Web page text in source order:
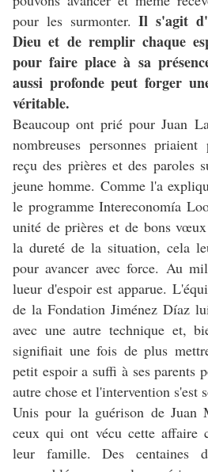
pour les surmonter.Il s'agit
Dieu et de remplir chaque
pour faire place à sa
aussi profonde peut forger
véritable.
Beaucoup ont prié pour Juan
nombreuses personnes
reçu des prières et des paroles
jeune homme. Comme l'a
le programme Intereconomía
unité de prières et de bons
la dureté de la situation, cela
pour avancer avec force. Au
lueur d'espoir est apparue.
de la Fondation Jiménez Díaz
avec une autre technique et,
signifiait une fois de plus
petit espoir a suffi à ses parents
autre chose et l'intervention s'est
Unis pour la guérison de Juan
ceux qui ont vécu cette affaire
leur famille. Des centaines